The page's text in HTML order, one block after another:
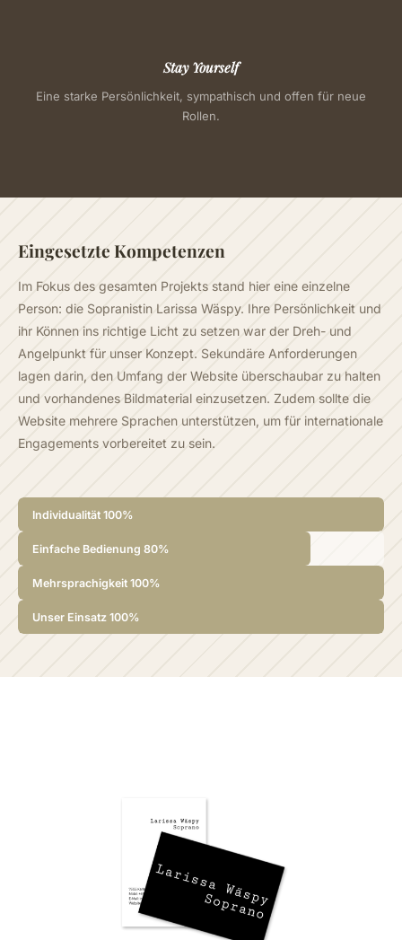
Stay Yourself
Eine starke Persönlichkeit, sympathisch und offen für neue
Rollen.
Eingesetzte Kompetenzen
Im Fokus des gesamten Projekts stand hier eine einzelne
Person: die Sopranistin Larissa Wäspy. Ihre Persönlichkeit und
ihr Können ins richtige Licht zu setzen war der Dreh- und
Angelpunkt für unser Konzept. Sekundäre Anforderungen
lagen darin, den Umfang der Website überschaubar zu halten
und vorhandenes Bildmaterial einzusetzen. Zudem sollte die
Website mehrere Sprachen unterstützen, um für internationale
Engagements vorbereitet zu sein.
Individualität 100%
Einfache Bedienung 80%
Mehrsprachigkeit 100%
Unser Einsatz 100%